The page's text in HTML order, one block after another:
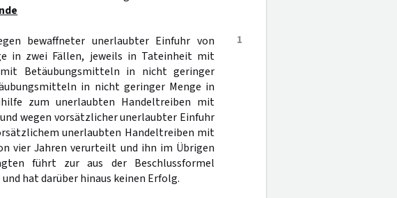
1
bewaffneter unerlaubter Einfuhr von
in zwei Fällen, jeweils in Tateinheit mit
Betäubungsmitteln in nicht geringer
in nicht geringer Menge in
zum unerlaubten Handeltreiben mit
wegen vorsätzlicher unerlaubter Einfuhr
unerlaubten Handeltreiben mit
vier Jahren verurteilt und ihn im Übrigen
führt zur aus der Beschlussformel
hat darüber hinaus keinen Erfolg.